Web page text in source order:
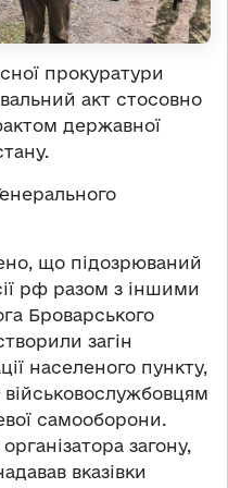
прокуратури
акт стосовно
державної
що підозрюваний
рф разом з іншими
Броварського
загін
населеного пункту,
самооборони.
загону,
вказівки